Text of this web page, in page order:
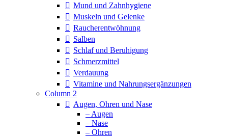
Mund und Zahnhygiene
Muskeln und Gelenke
Raucherentwöhnung
Salben
Schlaf und Beruhigung
Schmerzmittel
Verdauung
Vitamine und Nahrungsergänzungen
Column 2
Augen, Ohren und Nase
– Augen
– Nase
– Ohren